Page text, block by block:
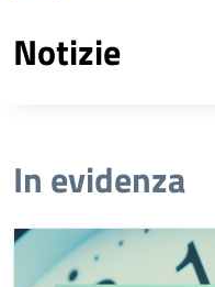
Notizie
In evidenza